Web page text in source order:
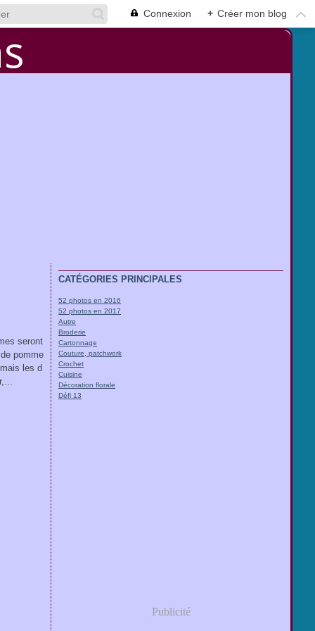
Connexion + Créer mon blog
seront
pomme
les d
CATÉGORIES PRINCIPALES
52 photos en 2016
52 photos en 2017
Autre
Broderie
Cartonnage
Couture, patchwork
Crochet
Cuisine
Décoration florale
Défi 13
Publicité